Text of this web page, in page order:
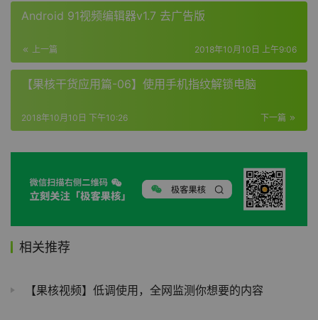
Android 91视频编辑器v1.7 去广告版
上一篇 2018年10月10日 上午9:06
【果核干货应用篇-06】使用手机指纹解锁电脑
下一篇
2018年10月10日 下午10:26
相关推荐
【果核视频】低调使用，全网监测你想要的内容